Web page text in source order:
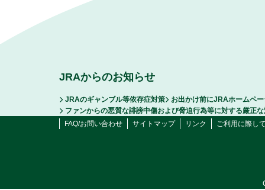
JRAからのお知らせ
JRAのギャンブル等依存症対策
お出かけ前にJRAホームペ
ファンからの悪質な誹謗中傷および脅迫行為等に対する厳正
FAQ/お問い合わせ
サイトマップ リンク ご利用に際し